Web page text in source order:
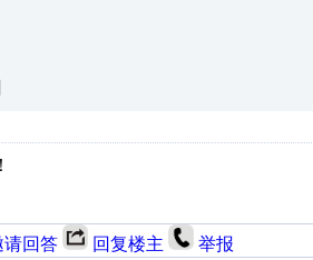
请回答 回复楼主 举报